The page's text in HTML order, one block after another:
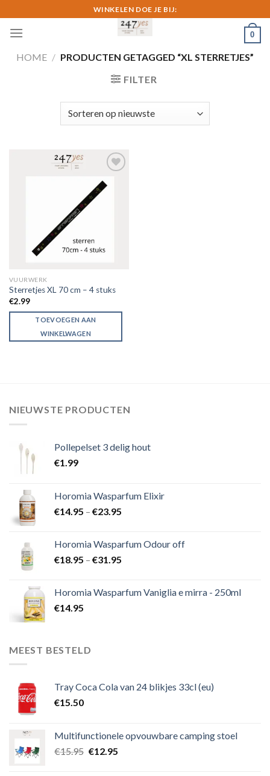
to
content
WINKELEN DOE JE BIJ:
0
HOME / PRODUCTEN GETAGGED “XL STERRETJES”
FILTER
Toevoegen
aan
verlanglijst
VUURWERK
Sterretjes XL 70 cm – 4 stuks
€2.99
TOEVOEGEN AAN
WINKELWAGEN
NIEUWSTE PRODUCTEN
Pollepelset 3 delig hout
€1.99
Horomia Wasparfum Elixir
€14.95 – €23.95
Horomia Wasparfum Odour off
€18.95 – €31.95
Horomia Wasparfum Vaniglia e mirra - 250ml
€14.95
MEEST BESTELD
Tray Coca Cola van 24 blikjes 33cl (eu)
€15.50
Multifunctionele opvouwbare camping stoel
€15.95 €12.95